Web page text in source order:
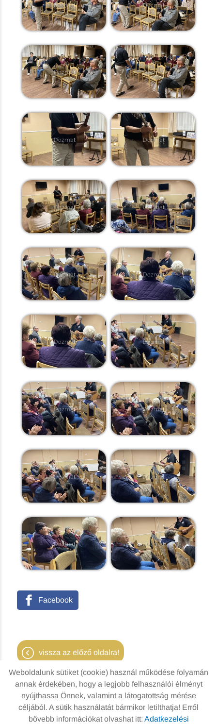
Facebook
vissza az előző oldalra!
Oldal információk
Adatkezelési tájékoztató
Weboldalunk sütiket (cookie) használ működése folyamán
annak érdekében, hogy a legjobb felhasználói élményt
nyújthassa Önnek, valamint a látogatottság mérése
céljából. A sütik használatát bármikor letilthatja! Erről
bővebb információkat olvashat itt: Adatkezelési